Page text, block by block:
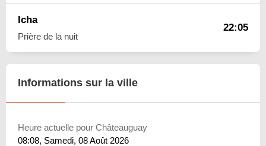
Icha
Prière de la nuit
22:05
Informations sur la ville
Heure actuelle pour Châteauguay
08:08, Samedi, 08 Août 2026